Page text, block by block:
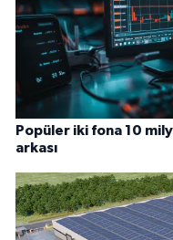
Popüler iki fona 10
arkası